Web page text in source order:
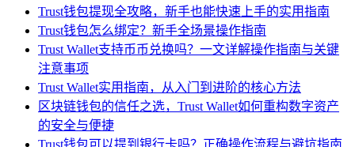
Trust钱包提现全攻略，新手也能快速上手的实用指南
Trust钱包怎么绑定？新手全场景操作指南
Trust Wallet支持币币兑换吗？一文详解操作指南与关键
注意事项
Trust Wallet实用指南，从入门到进阶的核心方法
区块链钱包的信任之选，Trust Wallet如何重构数字资产
的安全与便捷
Trust钱包可以提到银行卡吗？正确操作流程与避坑指南